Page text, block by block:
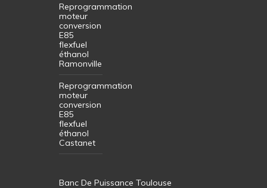
Reprogrammation
moteur
conversion
E85
flexfuel
éthanol
Ramonville
Reprogrammation
moteur
conversion
E85
flexfuel
éthanol
Castanet
Banc De Puissance Toulouse